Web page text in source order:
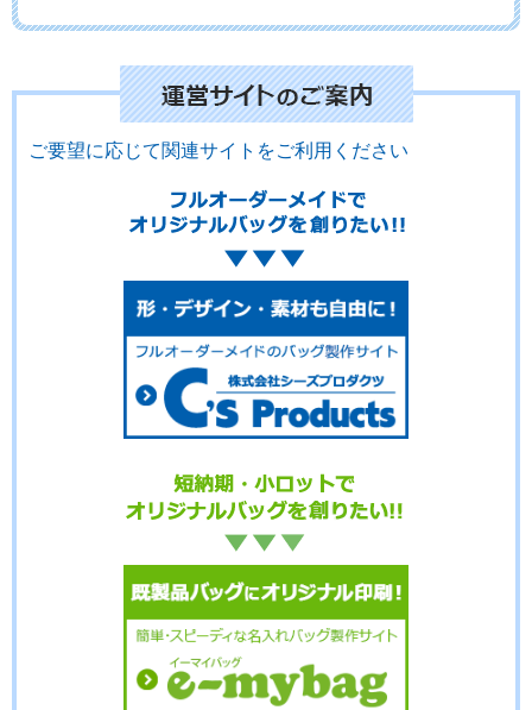
No.20-021 No.20-020 No.20-019
No.20-014 No.20-013
No.20-011 No.20-010
ご要望に応じて関連サイトをご利用ください